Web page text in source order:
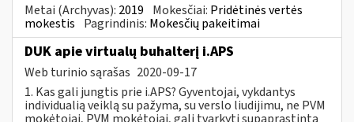
Metai (Archyvas): 2019 Mokesčiai: Pridėtinės vertės
mokestis Pagrindinis: Mokesčių pakeitimai
DUK apie virtualų buhalterį i.APS
Web turinio sąrašas 2020-09-17
1. Kas gali jungtis prie i.APS? Gyventojai, vykdantys
individualią veiklą su pažyma, su verslo liudijimu, ne PVM
mokėtojai, PVM mokėtojai, gali tvarkyti supaprastintą